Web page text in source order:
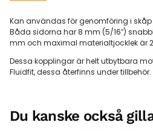
Kan användas för genomföring i
Båda sidorna har 8 mm (5/16″)
mm och maximal materialtjocklek är
Dessa kopplingar är helt utbytbara
Fluidfit, dessa återfinns under tillbehör.
Du kanske också